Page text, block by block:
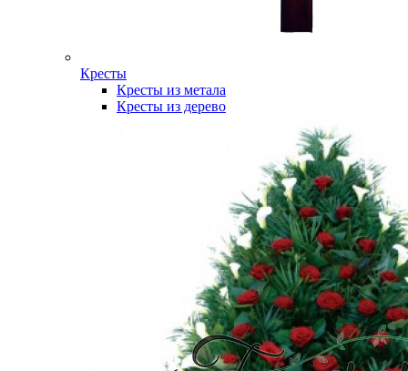
Кресты
Кресты из метала
Кресты из дерево